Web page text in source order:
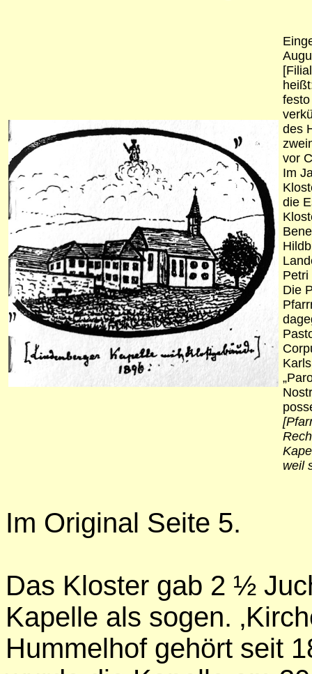
des
vor
Im
die
Petri
Die
weil
Im Original Seite 5.
Das Kloster gab 2 ½
Kapelle als sogen.
Hummelhof gehört seit